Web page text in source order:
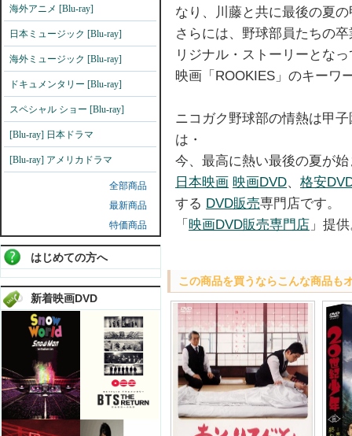
海外アニメ [Blu-ray]
日本ミュージック [Blu-ray]
海外ミュージック [Blu-ray]
ドキュメンタリー [Blu-ray]
スペシャル ショー [Blu-ray]
[Blu-ray] 日本ドラマ
[Blu-ray] アメリカドラマ
全部商品
最新商品
特価商品
はじめての方へ
新着映画DVD
なり、川藤と共に最後の夏
さらには、野球部員たちの
リジナル・ストーリーとな
映画「ROOKIES」のキーワ
ニコガク野球部の情熱は甲
は・
今、最高に熱い最後の夏が
日本映画 映画DVD、 格安
する DVD販売専門店です。
「 映画DVD販売専門店 」提
この商品を買うならこんな商品も